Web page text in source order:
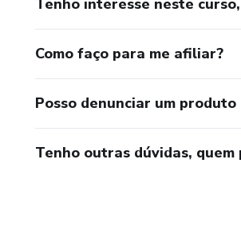
Como faço para me afiliar?
Posso denunciar um
Tenho outras dúvidas,